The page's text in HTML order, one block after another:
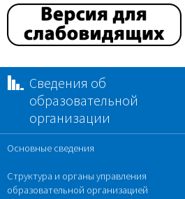
Сведения об
образовательной
организации
Основные сведения
Структура и органы управления
образовательной организацией